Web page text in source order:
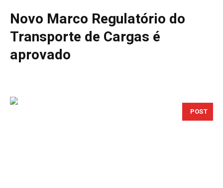
Novo Marco Regulatório do
Transporte de Cargas é
aprovado
POST